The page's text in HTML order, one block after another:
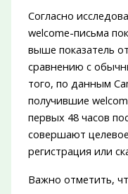
Согласно
welcome-письма
выше показатель
сравнению с
того, по данным
получившие
первых 48 часов
совершают
регистрация или
Важно отметить,